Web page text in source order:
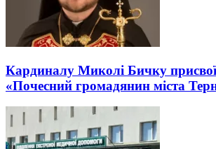
Кардиналу Миколі Бичку
«Почесний громадянин міста